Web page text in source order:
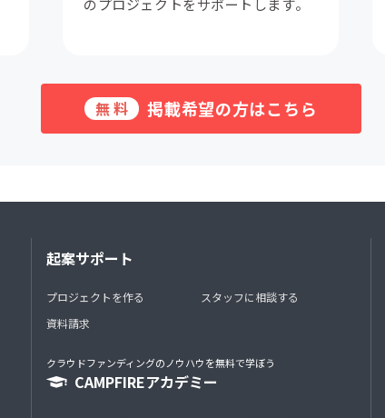
のプロジェクトをサポートします。
無料 掲載希望の方はこちら
起案サポート
プロジェクトを作る
資料請求
スタッフに相談する
クラウドファンディングのノウハウを無料で学ぼう
CAMPFIREアカデミー